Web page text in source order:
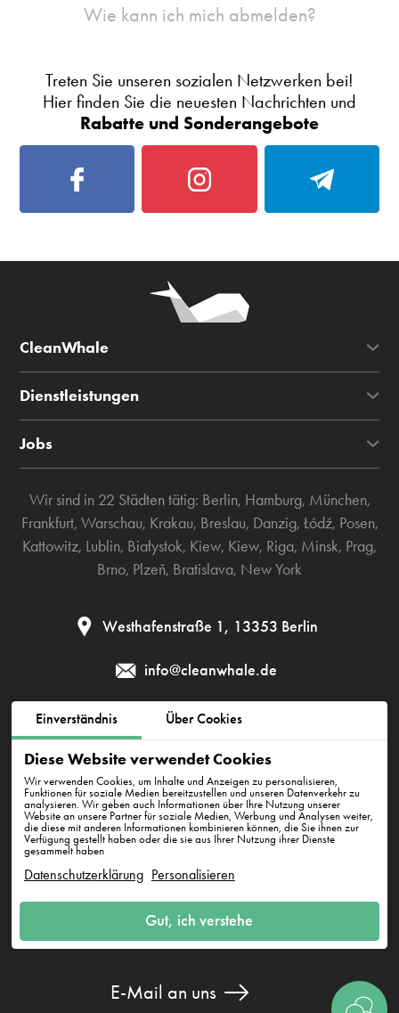
Einverständnis Über Cookies
Diese Website verwendet Cookies
Wir verwenden Cookies, um Inhalte und Anzeigen zu personalisieren,
Funktionen für soziale Medien bereitzustellen und unseren Datenverkehr zu
analysieren. Wir geben auch Informationen über Ihre Nutzung unserer
Website an unsere Partner für soziale Medien, Werbung und Analysen weiter,
die diese mit anderen Informationen kombinieren können, die Sie ihnen zur
Verfügung gestellt haben oder die sie aus Ihrer Nutzung ihrer Dienste
gesammelt haben
Datenschutzerklärung Personalisieren
Gut, ich verstehe
Wie kann ich mich abmelden?
Treten Sie unseren sozialen Netzwerken bei!
Hier finden Sie die neuesten Nachrichten und
Rabatte und Sonderangebote
CleanWhale
Dienstleistungen
Jobs
Wir sind in 22 Städten tätig: Berlin, Hamburg, München,
Frankfurt, Warschau, Krakau, Breslau, Danzig, Łódź, Posen,
Kattowitz, Lublin, Białystok, Kiew, Kiew, Riga, Minsk, Prag,
Brno, Plzeň, Bratislava, New York
Westhafenstraße 1, 13353 Berlin
info@cleanwhale.de
AGB zur Nutzung der Plattform
Cookie-Richtlinie Impressum
CleanWhale GmbH, HRB 240046 B, DE353460818
Westhafenstraße 1, 13353 Berlin
E-Mail an uns